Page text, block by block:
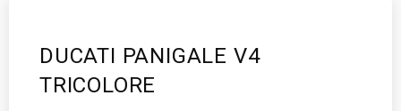
DUCATI PANIGALE V4
TRICOLORE